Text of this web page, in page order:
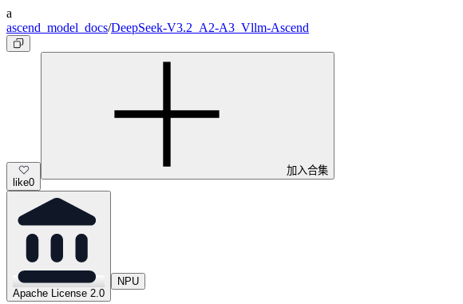
a
ascend_model_docs/DeepSeek-V3.2_A2-A3_Vllm-Ascend
like0
加入合集
Apache License 2.0
NPU